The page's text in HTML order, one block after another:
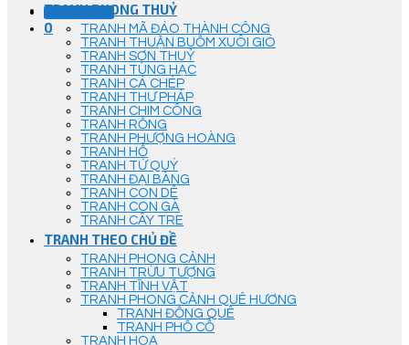
Góc Tư Vấn
0
TRANH PHONG THUỶ
TRANH MÃ ĐÁO THÀNH CÔNG
TRANH THUẬN BUỒM XUÔI GIÓ
TRANH SƠN THUỶ
TRANH TÙNG HẠC
TRANH CÁ CHÉP
TRANH THƯ PHÁP
TRANH CHIM CÔNG
TRANH RỒNG
TRANH PHƯỢNG HOÀNG
TRANH HỔ
TRANH TỨ QUÝ
TRANH ĐẠI BÀNG
TRANH CON DÊ
TRANH CON GÀ
TRANH CÂY TRE
TRANH THEO CHỦ ĐỀ
TRANH PHONG CẢNH
TRANH TRỪU TƯỢNG
TRANH TĨNH VẬT
TRANH PHONG CẢNH QUÊ HƯƠNG
TRANH ĐỒNG QUÊ
TRANH PHỐ CỔ
TRANH HOA